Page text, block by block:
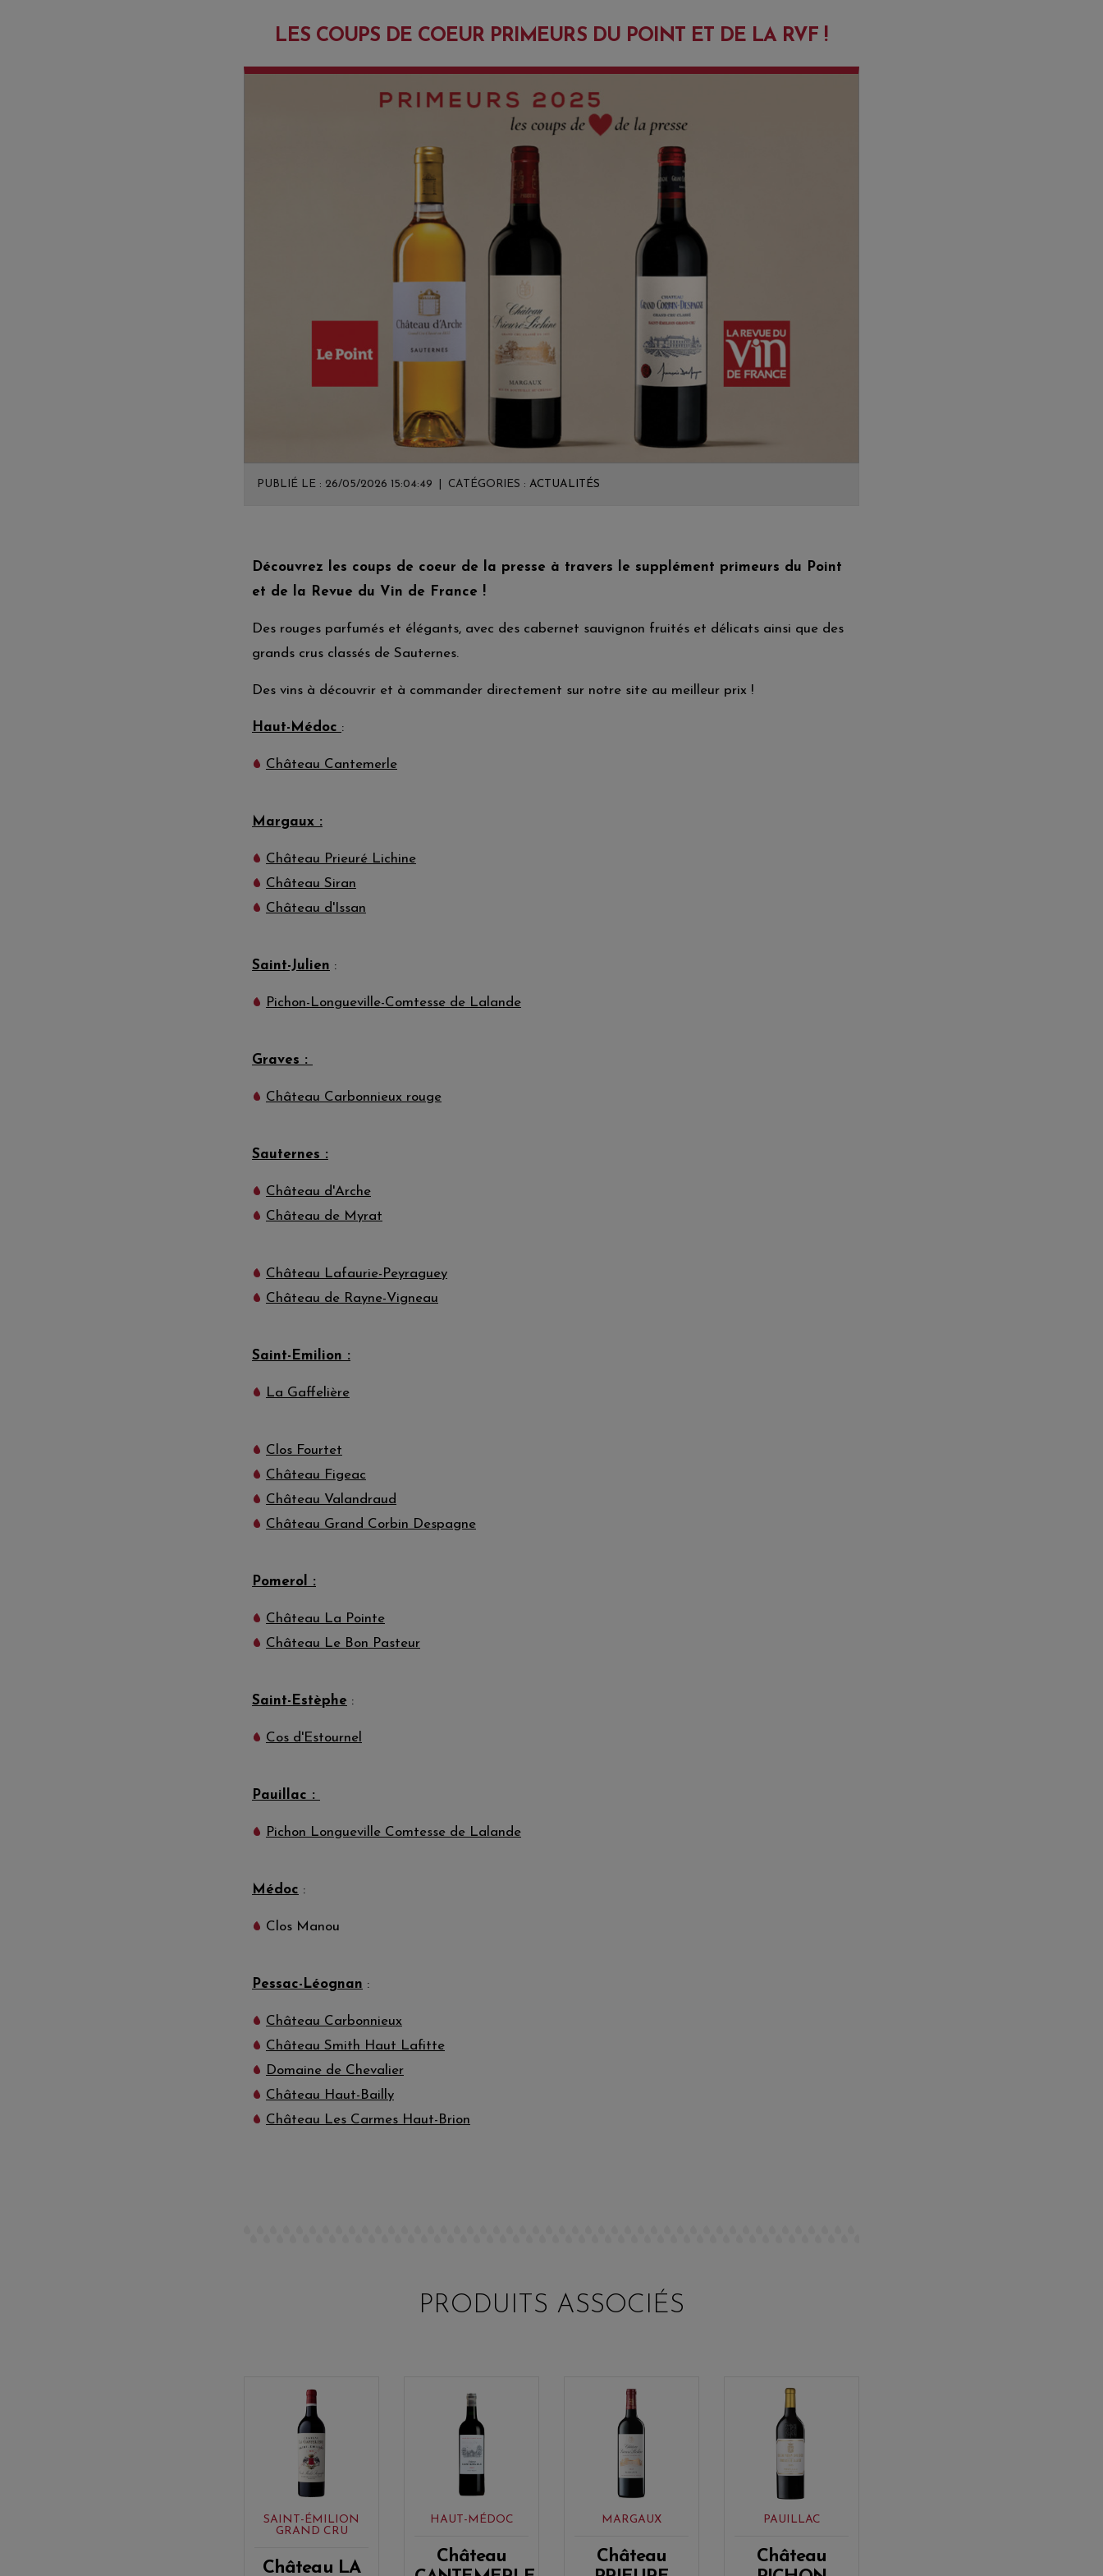
LES COUPS DE COEUR PRIMEURS DU POINT ET DE LA RVF !
PUBLIÉ LE : 26/05/2026 15:04:49 | CATÉGORIES : ACTUALITÉS
Découvrez les coups de coeur de la presse à travers le supplément primeurs du Point
et de la Revue du Vin de France !
Des rouges parfumés et élégants, avec des cabernet sauvignon fruités et délicats ainsi que des
grands crus classés de Sauternes.
Des vins à découvrir et à commander directement sur notre site au meilleur prix !
Haut-Médoc :
Château Cantemerle
Margaux :
Château Prieuré Lichine
Château Siran
Château d'Issan
Saint-Julien :
Pichon-Longueville-Comtesse de Lalande
Graves :
Château Carbonnieux rouge
Sauternes :
Château d'Arche
Château de Myrat
Château Lafaurie-Peyraguey
Château de Rayne-Vigneau
Saint-Emilion :
La Gaffelière
Clos Fourtet
Château Figeac
Château Valandraud
Château Grand Corbin Despagne
Pomerol :
Château La Pointe
Château Le Bon Pasteur
Saint-Estèphe :
Cos d'Estournel
Pauillac :
Pichon Longueville Comtesse de Lalande
Médoc :
Clos Manou
Pessac-Léognan :
Château Carbonnieux
Château Smith Haut Lafitte
Domaine de Chevalier
Château Haut-Bailly
Château Les Carmes Haut-Brion
PRODUITS ASSOCIÉS
SAINT-ÉMILION
GRAND CRU
Château LA
HAUT-MÉDOC
Château
MARGAUX
Château
PAUILLAC
Château